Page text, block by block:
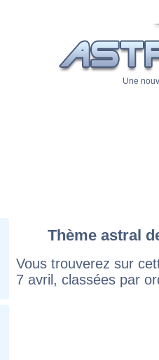
Une
Thème astral
Vous trouverez sur
7 avril, classées par